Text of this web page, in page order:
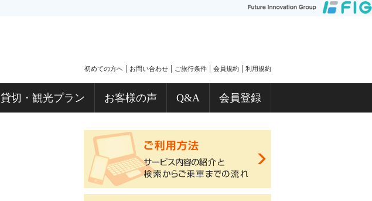
初めての方へ お問い合わせ ご旅行条件 会員規約 利用規約
貸切・観光プラン お客様の声 Q&A 会員登録